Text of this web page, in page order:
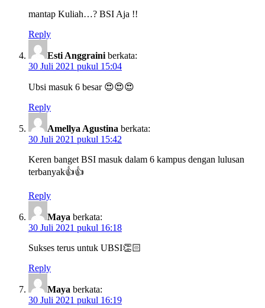
mantap Kuliah…? BSI Aja !!
Reply
Esti Anggraini berkata:
30 Juli 2021 pukul 15:04
Ubsi masuk 6 besar 😍😍😍
Reply
Amellya Agustina berkata:
30 Juli 2021 pukul 15:42
Keren banget BSI masuk dalam 6 kampus dengan lulusan
terbanyak👍👍
Reply
Maya berkata:
30 Juli 2021 pukul 16:18
Sukses terus untuk UBSI👏🏻
Reply
Maya berkata:
30 Juli 2021 pukul 16:19